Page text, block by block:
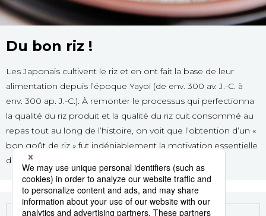
Español
Русский
Infos de base
Dossiers
Politique
Économie
Société
Culture
Gastronomie
Du bon riz !
Les Japonais cultivent le riz et en ont fait la base de leur
alimentation depuis l’époque Yayoï (de env. 300 av. J.-C. à
env. 300 ap. J.-C.). À remonter le processus qui perfectionna
la qualité du riz produit et la qualité du riz cuit consommé au
repas tout au long de l’histoire, on voit que l’obtention d’un «
bon goût de riz » fut indéniablement la motivation essentielle
d’une sélection rigoureuse.